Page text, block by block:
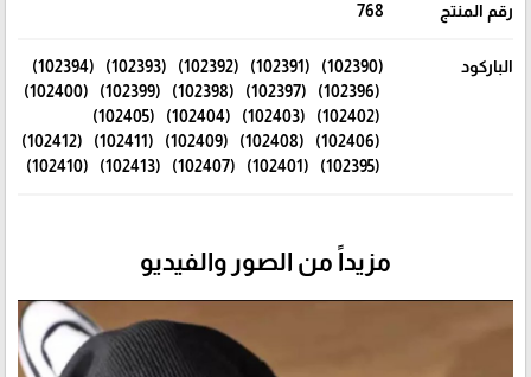
رقم المنتج 768
الباركود
(102390) (102391) (102392) (102393) (102394)
(102396) (102397) (102398) (102399) (102400)
(102402) (102403) (102404) (102405)
(102406) (102408) (102409) (102411) (102412)
(102395) (102401) (102407) (102413) (102410)
مزيداً من الصور والفيديو